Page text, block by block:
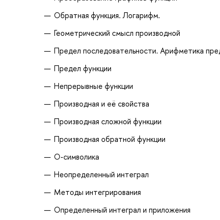
Обратная функция. Логарифм.
Геометрический смысл производной
Предел последовательности. Арифметика
Предел функции
Непрерывные функции
Производная и её свойства
Производная сложной функции
Производная обратной функции
О-символика
Неопределенный интеграл
Методы интегрирования
Определенный интеграл и приложения